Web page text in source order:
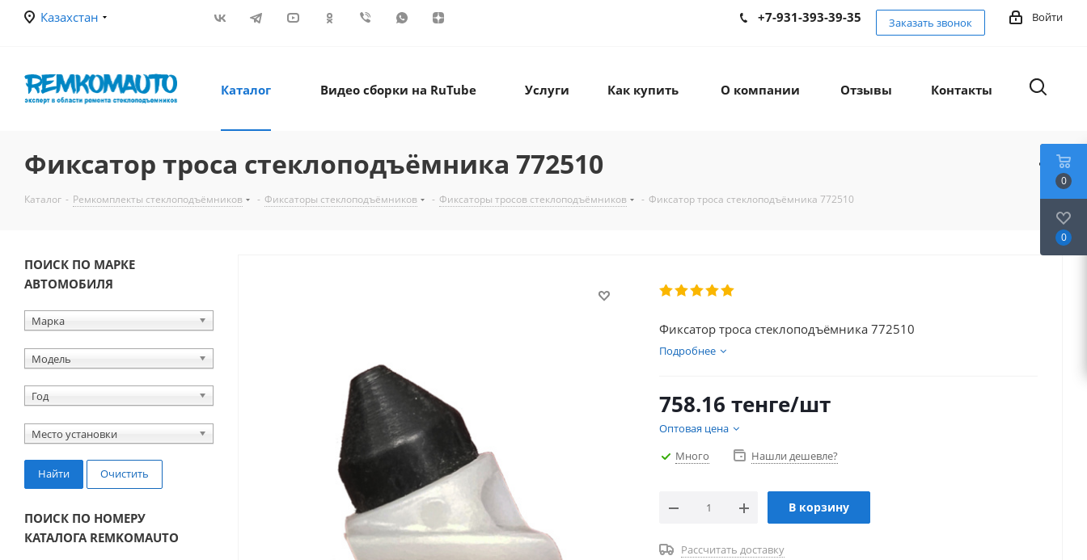
Казахстан Войти
+7-931-393-39-35 Заказать звонок
Каталог Видео сборки на RuTube Услуги Как купить О компании Отзывы Контакты
Фиксатор троса стеклоподъёмника 772510
Каталог - Ремкомплекты стеклоподъёмников - Фиксаторы стеклоподъёмников - Фиксаторы тросов стеклоподъёмников - Фиксатор троса стеклоподъёмника 772510
ПОИСК ПО МАРКЕ
АВТОМОБИЛЯ
Марка
Модель
Год
Место установки
Найти Очистить
ПОИСК ПО НОМЕРУ
КАТАЛОГА REMKOMAUTO
Фиксатор троса стеклоподъёмника 772510
Подробнее
758.16 тенге/шт
Оптовая цена
Много
Нашли дешевле?
В корзину
Рассчитать доставку
0
0